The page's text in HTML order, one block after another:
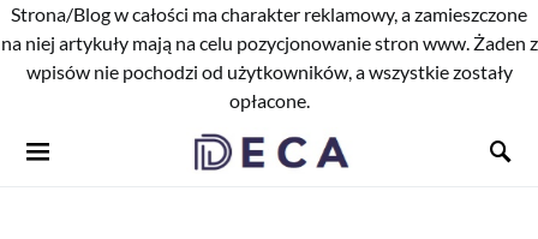
Strona/Blog w całości ma charakter reklamowy, a zamieszczone
na niej artykuły mają na celu pozycjonowanie stron www. Żaden z
wpisów nie pochodzi od użytkowników, a wszystkie zostały
opłacone.